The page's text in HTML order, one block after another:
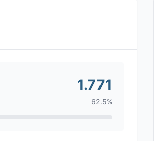
1.771
62.5%